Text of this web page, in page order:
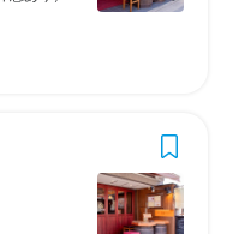
格手当・スキル手当あり
代含む
額を支給します。
格手当・スキル手当あり
代含む
額を支給します。
格手当・スキル手当あり
代含む